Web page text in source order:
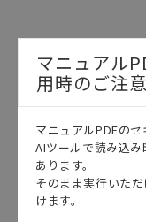
マニュアル
用時のご注意
マニュアルPDFのセ
AIツールで読み込
あります。
そのまま実行いた
けます。